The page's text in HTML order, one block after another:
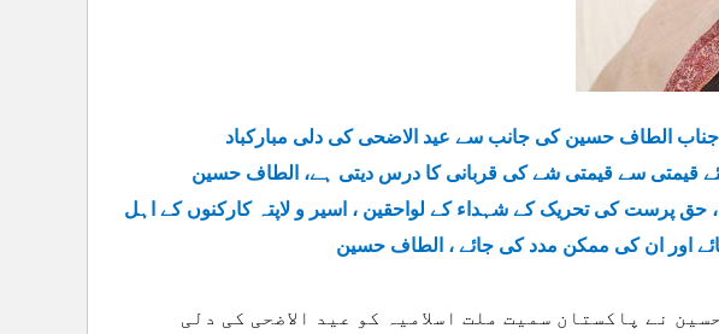
جناب الطاف حسین کی جانب سے عید الاضحی کی دلی مبارکباد
قیمتی سے قیمتی شے کی قربانی کا درس دیتی ہے، الطاف حسین
حق پرست کی تحریک کے شہداء کے لواحقین ، اسیر و لاپتہ کارکنوں کے اہل
اور ان کی ممکن مدد کی جائے ، الطاف حسین
نے پاکستان سمیت ملت اسلامیہ کو عید الاضحی کی دلی